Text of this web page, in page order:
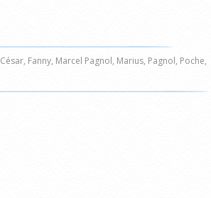
César, Fanny, Marcel Pagnol, Marius, Pagnol, Poche,